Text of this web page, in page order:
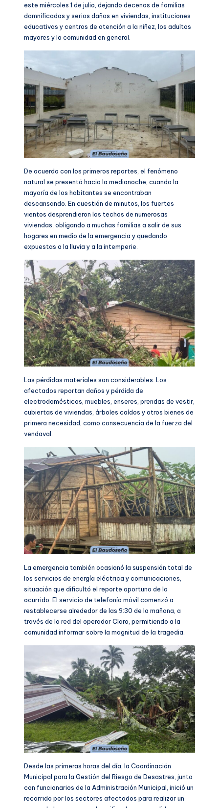
este miércoles 1 de julio, dejando decenas de familias
damnificadas y serios daños en viviendas, instituciones
educativas y centros de atención a la niñez, los adultos
mayores y la comunidad en general.
De acuerdo con los primeros reportes, el fenómeno
natural se presentó hacia la medianoche, cuando la
mayoría de los habitantes se encontraban
descansando. En cuestión de minutos, los fuertes
vientos desprendieron los techos de numerosas
viviendas, obligando a muchas familias a salir de sus
hogares en medio de la emergencia y quedando
expuestas a la lluvia y a la intemperie.
Las pérdidas materiales son considerables. Los
afectados reportan daños y pérdida de
electrodomésticos, muebles, enseres, prendas de vestir,
cubiertas de viviendas, árboles caídos y otros bienes de
primera necesidad, como consecuencia de la fuerza del
vendaval.
La emergencia también ocasionó la suspensión total de
los servicios de energía eléctrica y comunicaciones,
situación que dificultó el reporte oportuno de lo
ocurrido. El servicio de telefonía móvil comenzó a
restablecerse alrededor de las 9:30 de la mañana, a
través de la red del operador Claro, permitiendo a la
comunidad informar sobre la magnitud de la tragedia.
Desde las primeras horas del día, la Coordinación
Municipal para la Gestión del Riesgo de Desastres, junto
con funcionarios de la Administración Municipal, inició un
recorrido por los sectores afectados para realizar un